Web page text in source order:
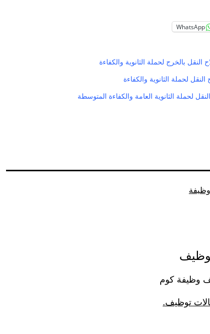
WhatsApp
بالخرج لحملة الثانوية والكفاءة
لحملة الثانوية والكفاءة
لحملة الثانوية العامة والكفاءة المتوسطة
وظيفة
وظيفة كوم
توظيف.